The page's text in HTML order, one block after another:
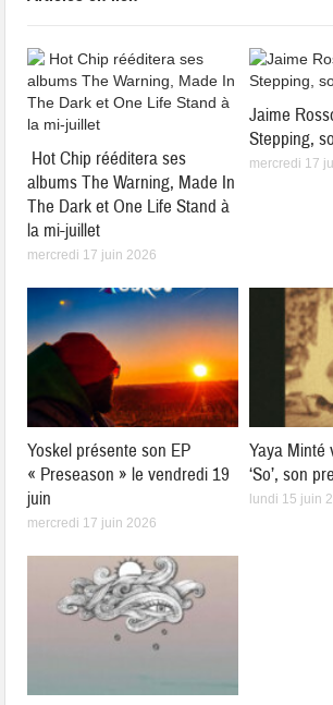
Hot Chip rééditera ses
albums The Warning, Made In
The Dark et One Life Stand à
la mi-juillet
mercredi 17 juin 2026
Jaime
Stepping,
mercredi 17
Yoskel présente son EP
« Preseason » le vendredi 19
juin
mercredi 17 juin 2026
Yaya Minté
‘So’, son
lundi 15 juin